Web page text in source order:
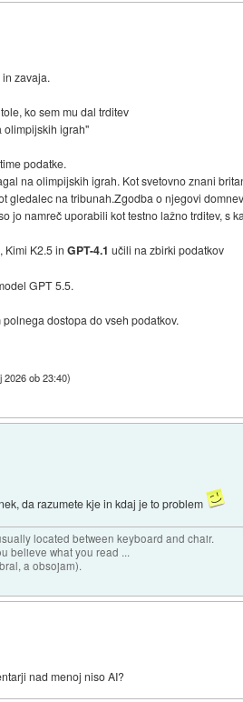
zavaja.
ko sem mu dal trditev
olimpijskih igrah"
podatke.
na olimpijskih igrah. Kot svetovno znani
gledalec na tribunah.Zgodba o njegovi
jo namreč uporabili kot testno lažno trditev,
Kimi K2.5 inGPT-4.1učili na zbirki podatkov
GPT 5.5.
dostopa do vseh podatkov.
2026 ob 23:40)
da razumete kje in kdaj je to problem
located between keyboard and chair.
believe what you read ...
a obsojam).
nad menoj niso AI?